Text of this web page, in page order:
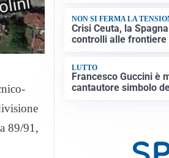
89/91,
NON SI FERMA LA
Crisi Ceuta, la
controlli alle frontiere
LUTTO
Francesco Guccini è
cantautore simbolo